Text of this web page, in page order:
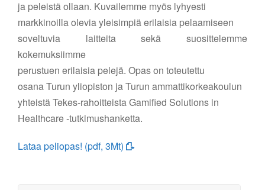
ja peleistä ollaan. Kuvailemme myös lyhyesti
markkinoilla olevia yleisimpiä erilaisia pelaamiseen
soveltuvia laitteita sekä suosittelemme
kokemuksiimme
perustuen erilaisia pelejä. Opas on toteutettu
osana Turun yliopiston ja Turun ammattikorkeakoulun
yhteistä Tekes-rahoitteista Gamified Solutions in
Healthcare -tutkimushanketta.
Lataa peliopas! (pdf, 3Mt)